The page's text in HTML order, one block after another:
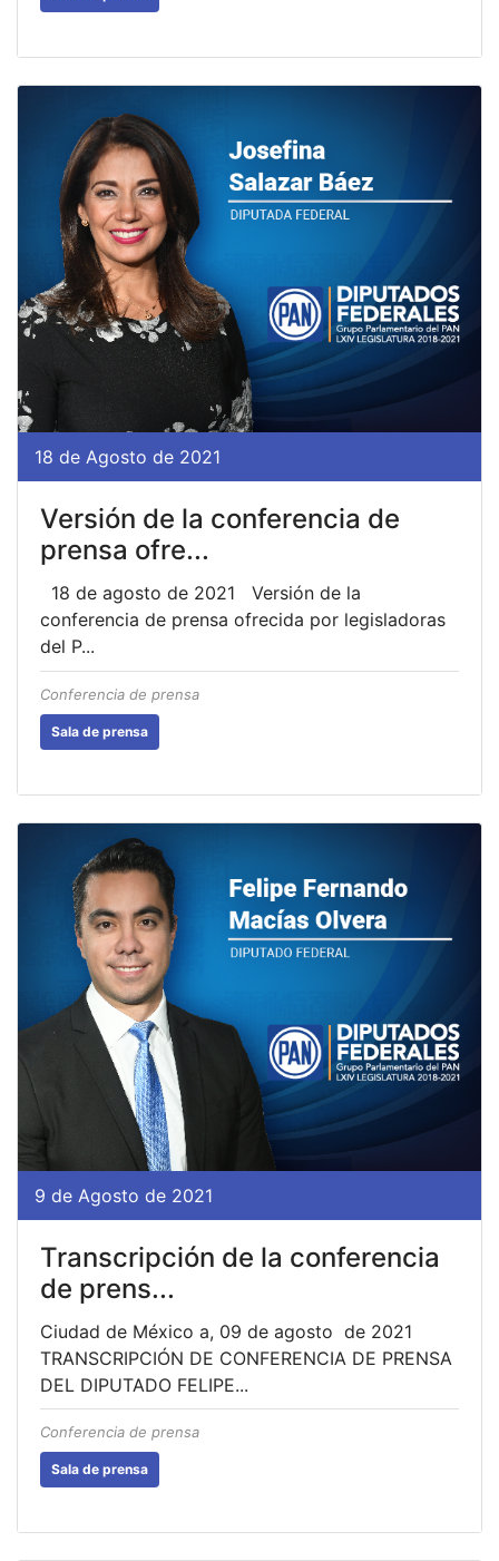
18 de Agosto de 2021
Versión de la conferencia de
prensa ofre...
18 de agosto de 2021 Versión de la
conferencia de prensa ofrecida por legisladoras
del P...
Conferencia de prensa
Sala de prensa
9 de Agosto de 2021
Transcripción de la conferencia
de prens...
Ciudad de México a, 09 de agosto de 2021
TRANSCRIPCIÓN DE CONFERENCIA DE PRENSA
DEL DIPUTADO FELIPE...
Conferencia de prensa
Sala de prensa